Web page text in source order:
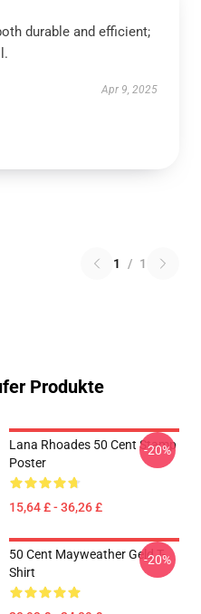
durable and efficient;
Apr 9, 2025
1 / 1
Produkte
Lana Rhoades 50 Cent Stamp
Poster
15,64 £ - 36,26 £
-20%
50 Cent Mayweather Geld T-
Shirt
-20%